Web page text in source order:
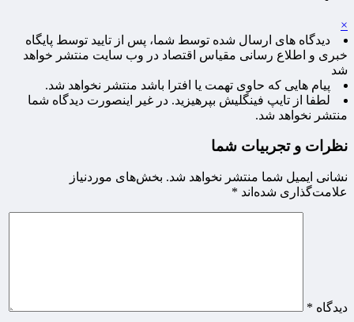
×
دیدگاه های ارسال شده توسط شما، پس از تایید توسط پایگاه
خبری و اطلاع رسانی مقیاس اقتصاد در وب سایت منتشر خواهد
شد
پیام هایی که حاوی تهمت یا افترا باشد منتشر نخواهد شد.
لطفا از تایپ فینگلیش بپرهیزید. در غیر اینصورت دیدگاه شما
منتشر نخواهد شد.
نظرات و تجربیات شما
نشانی ایمیل شما منتشر نخواهد شد. بخش‌های موردنیاز
علامت‌گذاری شده‌اند *
دیدگاه *